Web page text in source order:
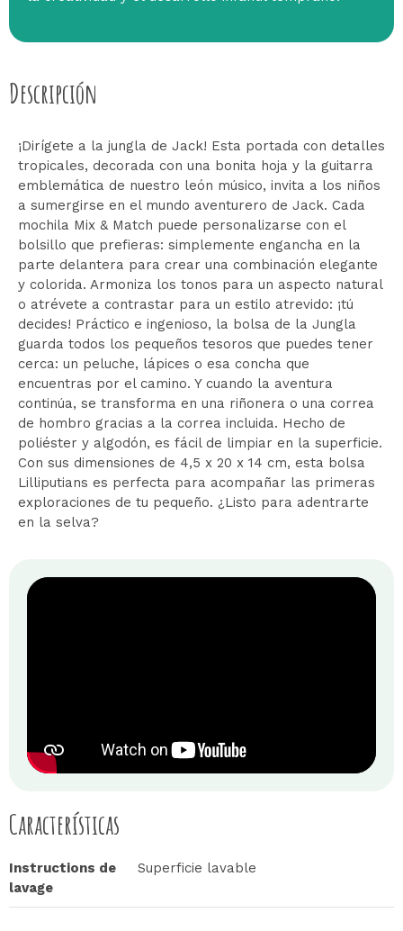
Descripción
¡Dirígete a la jungla de Jack! Esta portada con detalles
tropicales, decorada con una bonita hoja y la guitarra
emblemática de nuestro león músico, invita a los niños
a sumergirse en el mundo aventurero de Jack. Cada
mochila Mix & Match puede personalizarse con el
bolsillo que prefieras: simplemente engancha en la
parte delantera para crear una combinación elegante
y colorida. Armoniza los tonos para un aspecto natural
o atrévete a contrastar para un estilo atrevido: ¡tú
decides! Práctico e ingenioso, la bolsa de la Jungla
guarda todos los pequeños tesoros que puedes tener
cerca: un peluche, lápices o esa concha que
encuentras por el camino. Y cuando la aventura
continúa, se transforma en una riñonera o una correa
de hombro gracias a la correa incluida. Hecho de
poliéster y algodón, es fácil de limpiar en la superficie.
Con sus dimensiones de 4,5 x 20 x 14 cm, esta bolsa
Lilliputians es perfecta para acompañar las primeras
exploraciones de tu pequeño. ¿Listo para adentrarte
en la selva?
Características
Instructions de
lavage
Superficie lavable